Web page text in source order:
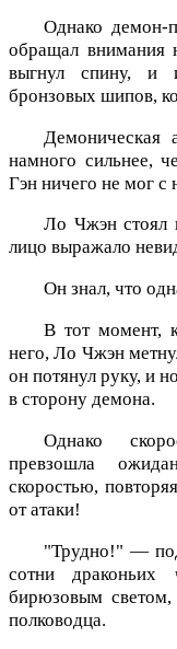
Однако демон-
обращал внимания
выгнул спину, и
бронзовых шипов,
Демоническая
намного сильнее,
Гэн ничего не мог с
Ло Чжэн стоял
лицо выражало
Он знал, что
В тот момент,
него, Ло Чжэн
он потянул руку, и
в сторону демона.
Однако
превзошла
скоростью,
от атаки!
"Трудно!" —
сотни
бирюзовым
полководца.